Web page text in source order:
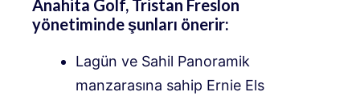
Anahita Golf, Tristan Freslon
yönetiminde şunları önerir:
Lagün ve Sahil Panoramik
manzarasına sahip Ernie Els